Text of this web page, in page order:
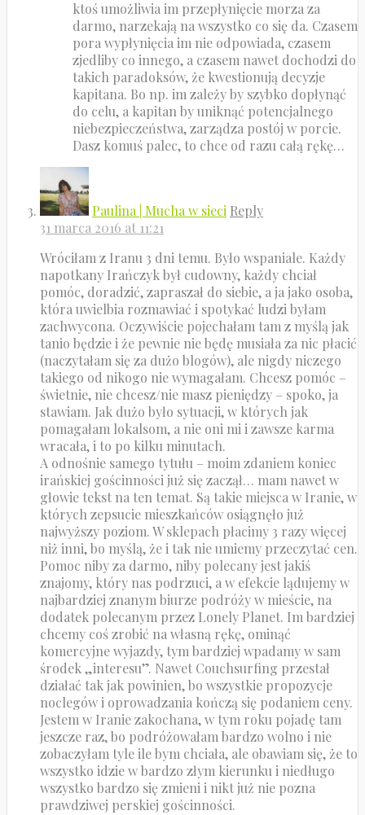
ktoś umożliwia im przepłynięcie morza za
darmo, narzekają na wszystko co się da. Czasem
pora wypłynięcia im nie odpowiada, czasem
zjedliby co innego, a czasem nawet dochodzi do
takich paradoksów, że kwestionują decyzje
kapitana. Bo np. im zależy by szybko dopłynąć
do celu, a kapitan by uniknąć potencjalnego
niebezpieczeństwa, zarządza postój w porcie.
Dasz komuś palec, to chce od razu całą rękę…
Paulina | Mucha w sieci Reply
31 marca 2016 at 11:21
Wróciłam z Iranu 3 dni temu. Było wspaniale. Każdy
napotkany Irańczyk był cudowny, każdy chciał
pomóc, doradzić, zapraszał do siebie, a ja jako osoba,
która uwielbia rozmawiać i spotykać ludzi byłam
zachwycona. Oczywiście pojechałam tam z myślą jak
tanio będzie i że pewnie nie będę musiała za nic płacić
(naczytałam się za dużo blogów), ale nigdy niczego
takiego od nikogo nie wymagałam. Chcesz pomóc –
świetnie, nie chcesz/nie masz pieniędzy – spoko, ja
stawiam. Jak dużo było sytuacji, w których jak
pomagałam lokalsom, a nie oni mi i zawsze karma
wracała, i to po kilku minutach.
A odnośnie samego tytułu – moim zdaniem koniec
irańskiej gościnności już się zaczął… mam nawet w
głowie tekst na ten temat. Są takie miejsca w Iranie, w
których zepsucie mieszkańców osiągnęło już
najwyższy poziom. W sklepach płacimy 3 razy więcej
niż inni, bo myślą, że i tak nie umiemy przeczytać cen.
Pomoc niby za darmo, niby polecany jest jakiś
znajomy, który nas podrzuci, a w efekcie lądujemy w
najbardziej znanym biurze podróży w mieście, na
dodatek polecanym przez Lonely Planet. Im bardziej
chcemy coś zrobić na własną rękę, ominąć
komercyjne wyjazdy, tym bardziej wpadamy w sam
środek „interesu”. Nawet Couchsurfing przestał
działać tak jak powinien, bo wszystkie propozycje
noclegów i oprowadzania kończą się podaniem ceny.
Jestem w Iranie zakochana, w tym roku pojadę tam
jeszcze raz, bo podróżowałam bardzo wolno i nie
zobaczyłam tyle ile bym chciała, ale obawiam się, że to
wszystko idzie w bardzo złym kierunku i niedługo
wszystko bardzo się zmieni i nikt już nie pozna
prawdziwej perskiej gościnności.